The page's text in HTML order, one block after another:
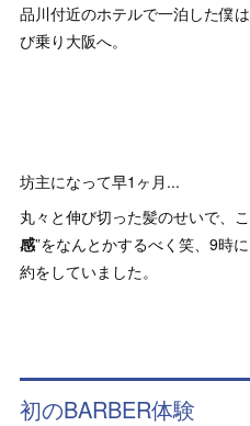
品川付近のホテルで一泊した僕
び乗り大阪へ。
坊主になって早1ヶ月...
丸々と伸び切った髪のせいで、
感”をなんとかするべく笑、9時
約をしていました。
初のBARBER体験